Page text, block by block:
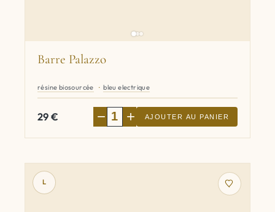
Barre Palazzo
résine biosourcée bleu electrique
29€ − + AJOUTER AU PANIER
L